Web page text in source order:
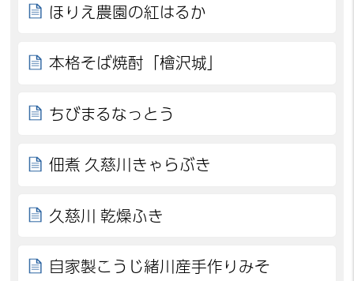
ほりえ農園の紅はるか
本格そば焼酎「檜沢城」
ちびまるなっとう
佃煮 久慈川きゃらぶき
久慈川 乾燥ふき
自家製こうじ緒川産手作りみそ